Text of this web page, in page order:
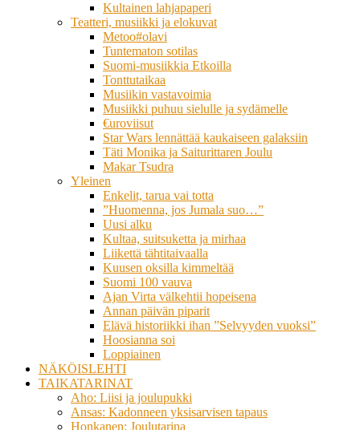
Kultainen lahjapaperi
Teatteri, musiikki ja elokuvat
Metoo#olavi
Tuntematon sotilas
Suomi-musiikkia Etkoilla
Tonttutaikaa
Musiikin vastavoimia
Musiikki puhuu sielulle ja sydämelle
€uroviisut
Star Wars lennättää kaukaiseen galaksiin
Täti Monika ja Saiturittaren Joulu
Makar Tsudra
Yleinen
Enkelit, tarua vai totta
”Huomenna, jos Jumala suo…”
Uusi alku
Kultaa, suitsuketta ja mirhaa
Liikettä tähtitaivaalla
Kuusen oksilla kimmeltää
Suomi 100 vauva
Ajan Virta välkehtii hopeisena
Annan päivän piparit
Elävä historiikki ihan ”Selvyyden vuoksi”
Hoosianna soi
Loppiainen
NÄKÖISLEHTI
TAIKATARINAT
Aho: Liisi ja joulupukki
Ansas: Kadonneen yksisarvisen tapaus
Honkanen: Joulutarina